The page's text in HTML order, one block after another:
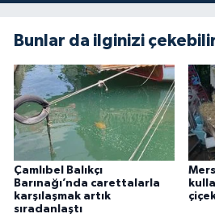
Bunlar da ilginizi
Çamlıbel Balıkçı
Barınağı’nda carettalarla
karşılaşmak artık
sıradanlaştı